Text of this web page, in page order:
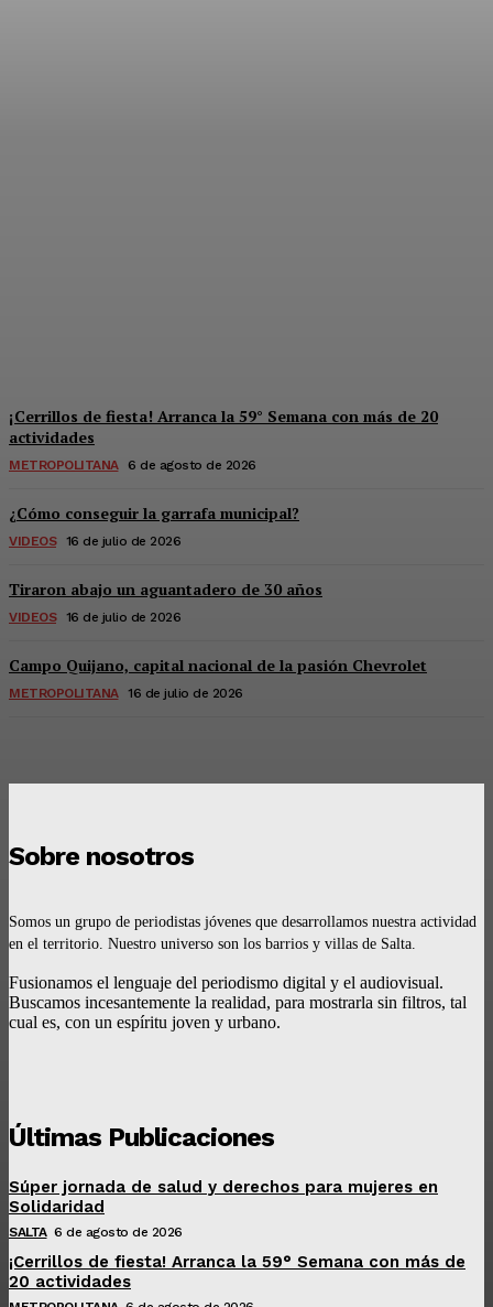
¡Cerrillos de fiesta! Arranca la 59° Semana con más de 20
actividades
METROPOLITANA 6 de agosto de 2026
¿Cómo conseguir la garrafa municipal?
VIDEOS 16 de julio de 2026
Tiraron abajo un aguantadero de 30 años
VIDEOS 16 de julio de 2026
Campo Quijano, capital nacional de la pasión Chevrolet
METROPOLITANA 16 de julio de 2026
Sobre nosotros
Somos un grupo de periodistas jóvenes que desarrollamos nuestra actividad
en el territorio. Nuestro universo son los barrios y villas de Salta.
Fusionamos el lenguaje del periodismo digital y el audiovisual.
Buscamos incesantemente la realidad, para mostrarla sin filtros, tal
cual es, con un espíritu joven y urbano.
Últimas Publicaciones
Súper jornada de salud y derechos para mujeres en
Solidaridad
SALTA 6 de agosto de 2026
¡Cerrillos de fiesta! Arranca la 59° Semana con más de
20 actividades